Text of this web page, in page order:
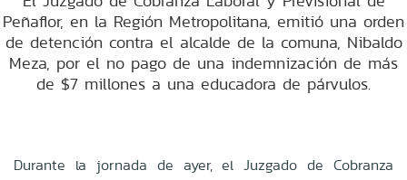
Peñaflor, en la Región Metropolitana, emitió una orden
de detención contra el alcalde de la comuna, Nibaldo
Meza, por el no pago de una indemnización de más
de $7 millones a una educadora de párvulos.
Durante la jornada de ayer, el Juzgado de Cobranza